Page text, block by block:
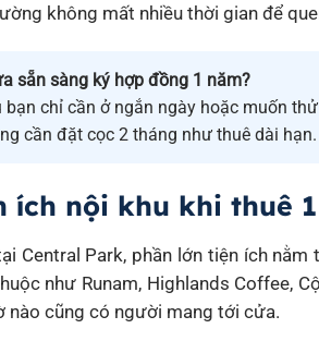
không mất nhiều thời gian để
sẵn sàng ký hợp đồng 1 năm?
bạn chỉ cần ở ngắn ngày hoặc muốn
cần đặt cọc 2 tháng như thuê dài hạn.
ích nội khu khi thuê
Central Park, phần lớn tiện ích
như Runam, Highlands Coffee,
nào cũng có người mang tới cửa.